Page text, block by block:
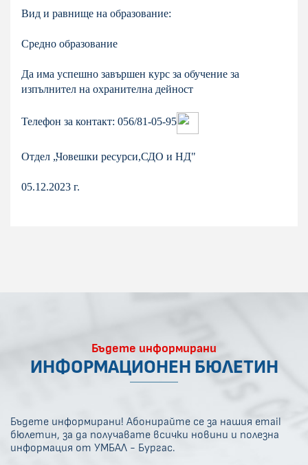
Вид и равнище на образование:
Средно образование
Да има успешно завършен курс за обучение за
изпълнител на охранителна дейност
Телефон за контакт: 056/81-05-95
Отдел „Човешки ресурси,СДО и НД"
05.12.2023 г.
Бъдете информирани
ИНФОРМАЦИОНЕН БЮЛЕТИН
Бъдете информирани! Абонирайте се за нашия email
бюлетин, за да получавате всички новини и полезна
информация от УМБАЛ - Бургас.